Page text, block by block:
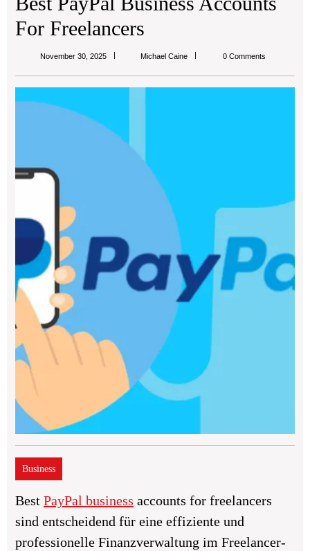
For Freelancers
November 30, 2025 Michael CaineMichael
0 Comments
Business
Best PayPal business accounts for freelancers
sind entscheidend für eine effiziente und
professionelle Finanzverwaltung im Freelancer-